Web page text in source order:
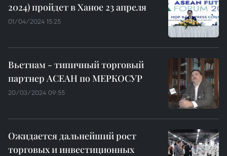
2024) пройдет в Ханое 23 апреля
01/04/2024 15:25
Вьетнам - типичный торговый
партнер АСЕАН по МЕРКОСУР
20/03/2024 09:55
Ожидается дальнейший рост
торговых и инвестиционных